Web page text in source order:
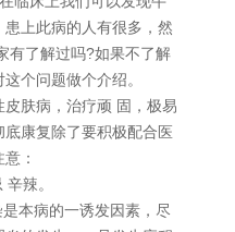
上此病的人有很多，然
有了解过吗?如果不了解
个问题做个介绍。
肤病，治疗顽 固，极易
康复除了要积极配合医
：
辣。
本病的一诱发因素，尽